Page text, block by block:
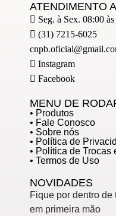
ATENDIMENTO
Seg. à Sex. 08:00
(31) 7215-6025
Instagram
Facebook
MENU DE
• Produtos
• Fale Conosco
• Sobre nós
• Política de
• Política de Trocas
• Termos de Uso
NOVIDADES
Fique por dentro
em primeira mão